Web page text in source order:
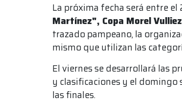
La próxima fecha será entre
Martínez", Copa Morel
trazado pampeano, la
mismo que utilizan las
El viernes se desarrollará las
y clasificaciones y el domingo
las finales.